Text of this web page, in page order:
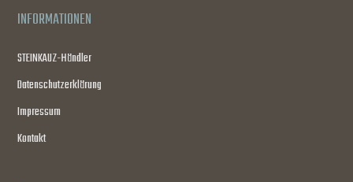
INFORMATIONEN
STEINKAUZ-Händler
Datenschutzerklärung
Impressum
Kontakt